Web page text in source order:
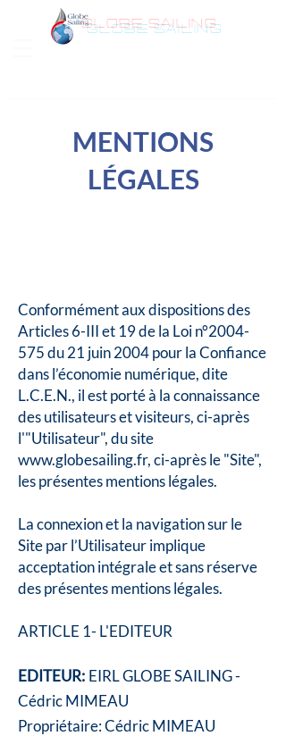
GLOBE SAILING
MENTIONS
LÉGALES
Conformément aux dispositions des
Articles 6-III et 19 de la Loi n°2004-
575du 21 juin 2004 pour la Confiance
dans l’économie numérique, dite
L.C.E.N., il est porté à la connaissance
des utilisateurs et visiteurs, ci-après
l'"Utilisateur", du site
www.globesailing.fr, ci-après le "Site",
les présentes mentions légales.
La connexion et la navigation sur le
Site par l’Utilisateur implique
acceptation intégrale et sans réserve
des présentes mentions légales.
ARTICLE 1- L'EDITEUR
EDITEUR: EIRL GLOBE SAILING -
CédricMIMEAU
Propriétaire: Cédric MIMEAU